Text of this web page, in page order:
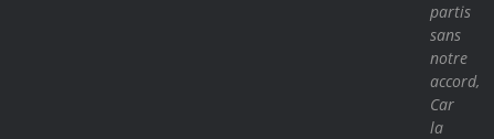
partis
sans
notre
accord,
Car
la